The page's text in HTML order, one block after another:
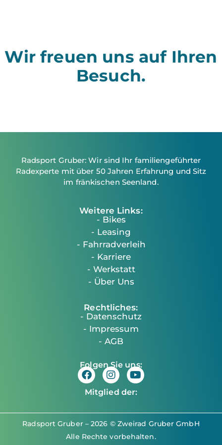
Wir freuen uns auf Ihren
Besuch.
Radsport Gruber: Wir sind Ihr familiengeführter
Radexperte mit über 50 Jahren Erfahrung und Sitz
im fränkischen Seenland.
Weitere Links:
- Bikes
- Leasing
- Fahrradverleih
- Karriere
- Werkstatt
- Über Uns
Rechtliches:
- Datenschutz
- Impressum
- AGB
Folgen Sie uns:
Mitglied der:
Radsport Gruber – 2026 © Zweirad Gruber GmbH
Alle Rechte vorbehalten.